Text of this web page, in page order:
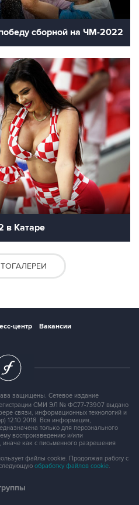
сборной на ЧМ-2022
в Катаре
центр
Вакансии
защищены. Сетевое издание
СМИ ЭЛ № ФС77-73907 выдано
связи, информационных технологий и
12.10.2018. Вся информация,
только для персонального
воспроизведению и/или
как с письменного разрешения
файлы cookie. Продолжая работу с
обработку файлов cookie.